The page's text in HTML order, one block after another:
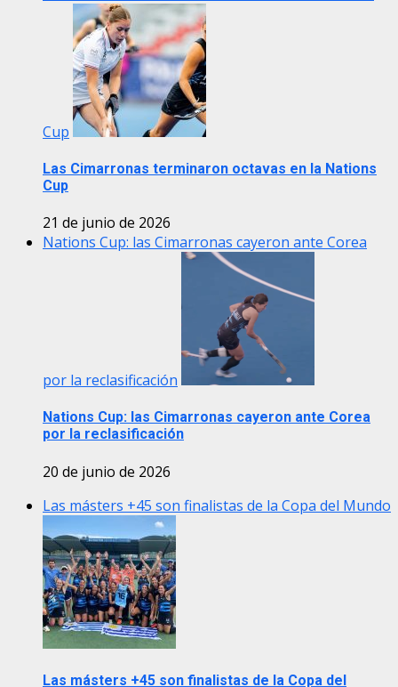
Cup
Las Cimarronas terminaron octavas en la Nations
Cup
21 de junio de 2026
Nations Cup: las Cimarronas cayeron ante Corea
por la reclasificación
Nations Cup: las Cimarronas cayeron ante Corea
por la reclasificación
20 de junio de 2026
Las másters +45 son finalistas de la Copa del Mundo
Las másters +45 son finalistas de la Copa del